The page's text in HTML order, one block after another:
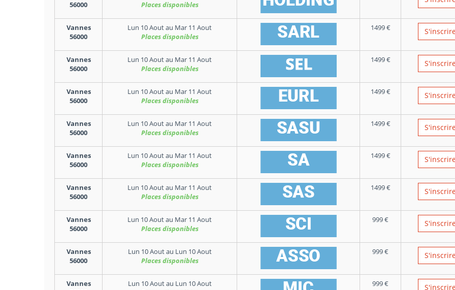
56000
Places disponibles
Vannes
56000
Lun 10 Aoutau Mar 11 Aout
Places disponibles
1499€
Vannes
56000
Lun 10 Aoutau Mar 11 Aout
Places disponibles
1499€
Vannes
56000
Lun 10 Aoutau Mar 11 Aout
Places disponibles
1499€
Vannes
56000
Lun 10 Aoutau Mar 11 Aout
Places disponibles
1499€
Vannes
56000
Lun 10 Aoutau Mar 11 Aout
Places disponibles
1499€
Vannes
56000
Lun 10 Aoutau Mar 11 Aout
Places disponibles
1499€
Vannes
56000
Lun 10 Aoutau Mar 11 Aout
Places disponibles
999€
Vannes
56000
Lun 10 Aoutau Lun 10 Aout
Places disponibles
999€
Vannes
Lun 10 Aoutau Lun 10 Aout
999€